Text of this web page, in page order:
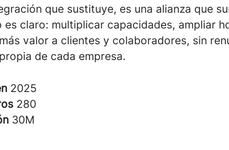
que sustituye, es una alianza que
es claro: multiplicar capacidades, ampliar
valor a clientes y colaboradores, sin
de cada empresa.
2025
280
30M